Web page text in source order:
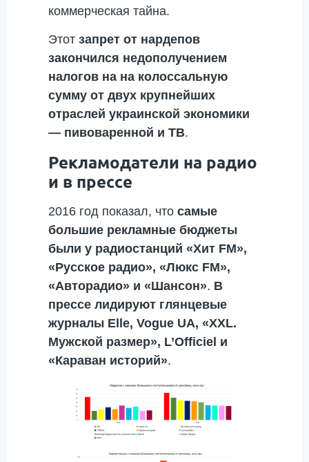
коммерческая тайна.
Этот запрет от нардепов
закончился недополучением
налогов на на колоссальную
сумму от двух крупнейших
отраслей украинской экономики
— пивоваренной и ТВ.
Рекламодатели на радио
и в прессе
2016 год показал, что самые
большие рекламные бюджеты
были у радиостанций «Хит FM»,
«Русское радио», «Люкс FM»,
«Авторадио» и «Шансон». В
прессе лидируют глянцевые
журналы Elle, Vogue UA, «XXL.
Мужской размер», L’Officiel и
«Караван историй».